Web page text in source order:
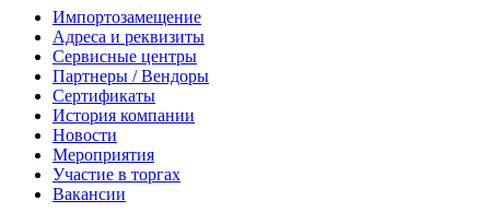
Импортозамещение
Адреса и реквизиты
Сервисные центры
Партнеры / Вендоры
Сертификаты
История компании
Новости
Мероприятия
Участие в торгах
Вакансии